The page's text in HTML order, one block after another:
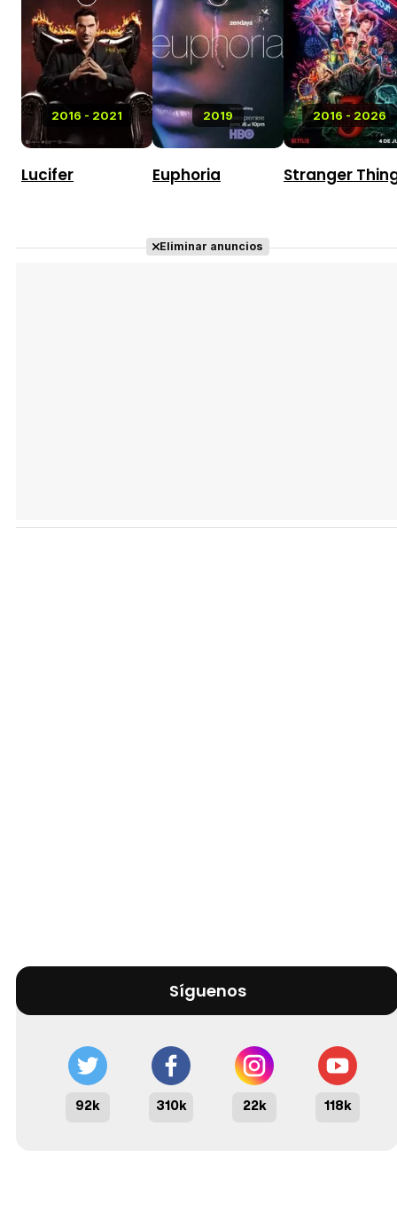
2016 - 2021
Lucifer
2019
Euphoria
2016 - 2026
Stranger
Eliminar anuncios
Síguenos
92k 310k 22k 118k